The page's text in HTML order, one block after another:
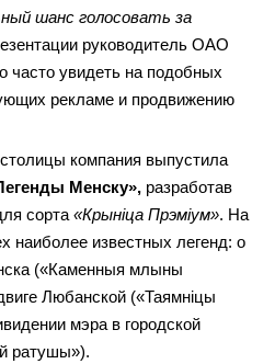
шанс голосовать за
руководитель ОАО
часто увидеть на подобных
рекламе и продвижению
компания выпустила
Менску», разработав
сорта «Крынiца Прэмiум». На
наиболее известных легенд: о
(«Каменныя млыны
Любанской («Таямніцы
мэра в городской
ратушы»).